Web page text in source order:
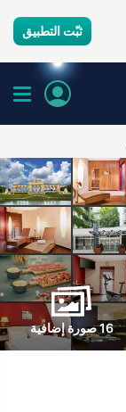
ثبّت التطبيق
16 صورة إضافية